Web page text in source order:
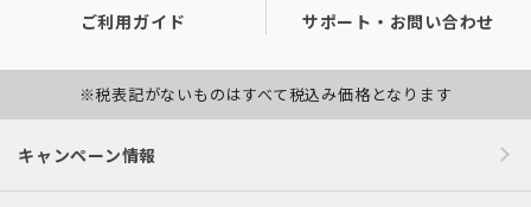
ご利用ガイド サポート・お問い合わせ
※税表記がないものはすべて税込み価格となります
キャンペーン情報